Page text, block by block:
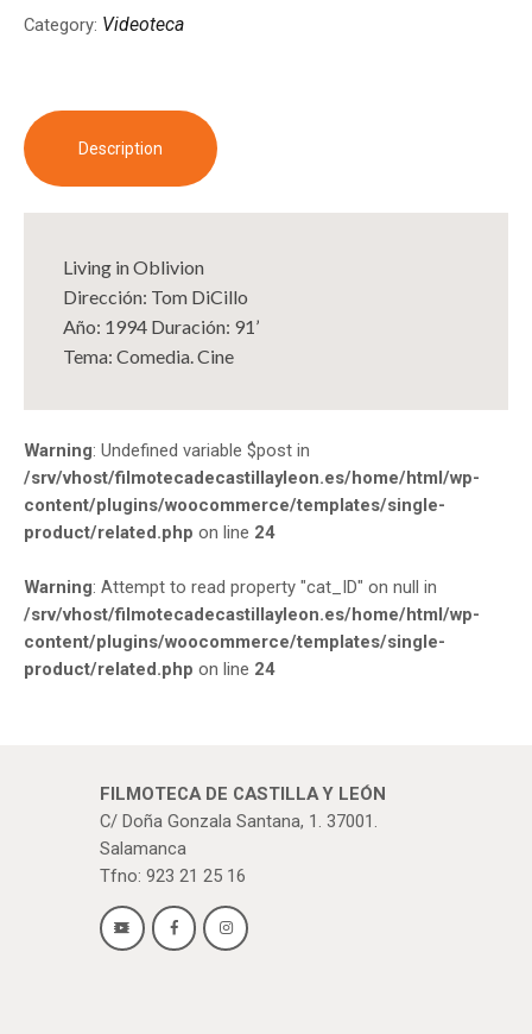
Category: Videoteca
Description
Living in Oblivion
Dirección: Tom DiCillo
Año: 1994 Duración: 91’
Tema: Comedia. Cine
Warning: Undefined variable $post in
/srv/vhost/filmotecadecastillayleon.es/home/html/wp-
content/plugins/woocommerce/templates/single-
product/related.php on line 24
Warning: Attempt to read property "cat_ID" on null in
/srv/vhost/filmotecadecastillayleon.es/home/html/wp-
content/plugins/woocommerce/templates/single-
product/related.php on line 24
FILMOTECA DE CASTILLA Y LEÓN
C/ Doña Gonzala Santana, 1. 37001.
Salamanca
Tfno: 923 21 25 16